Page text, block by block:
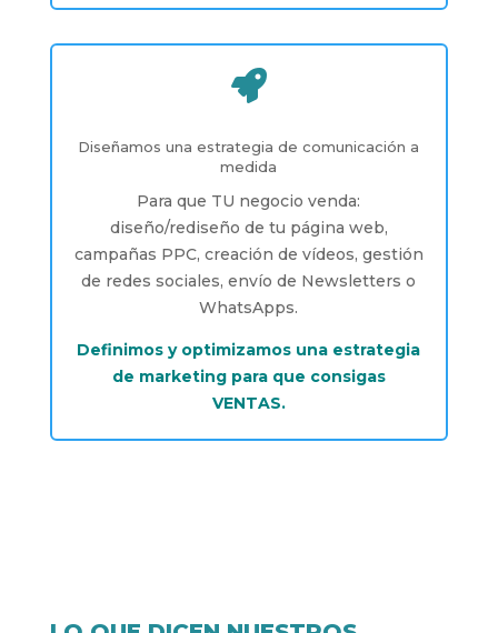

Diseñamos una estrategia de comunicación a
medida
Para que TU negocio venda:
diseño/rediseño de tu página web,
campañas PPC, creación de vídeos, gestión
de redes sociales, envío de Newsletters o
WhatsApps.
Definimos y optimizamos una estrategia
de marketing para que consigas
VENTAS.